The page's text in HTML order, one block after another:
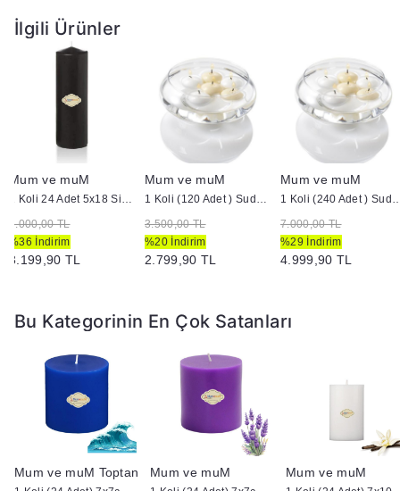
İlgili Ürünler
Mum ve muM
1 Koli 24 Adet 5x18 Siyah Silindir Kütük Mum
5.000,00 TL
%36 İndirim
3.199,90 TL
Mum ve muM
1 Koli (120 Adet ) Suda Yüzen Mum
3.500,00 TL
%20 İndirim
2.799,90 TL
Mum ve muM
1 Koli (240 Adet )
7.000,00 TL
%29 İndirim
4.999,90 TL
Bu Kategorinin En Çok Satanları
Mum ve muM Toptan Mum ve muM Mum ve muM